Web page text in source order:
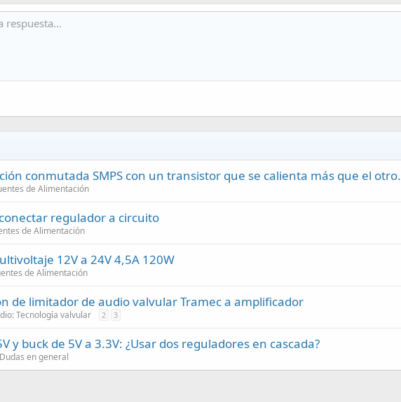
conmutada SMPS con un transistor que se calienta más que el otro.
de Alimentación
regulador a circuito
de Alimentación
12V a 24V 4,5A 120W
de Alimentación
de limitador de audio valvular Tramec a amplificador
Tecnología valvular 2 3
y buck de 5V a 3.3V: ¿Usar dos reguladores en cascada?
Dudas en general